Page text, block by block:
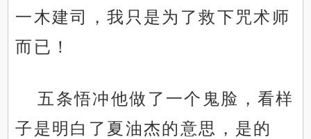
一木建司，我只是为了救下咒术师
而已！
五条悟冲他做了一个鬼脸，看样
子是明白了夏油杰的意思，是的